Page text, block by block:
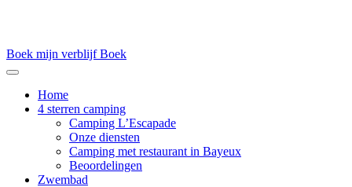
Boek mijn verblijf Boek
Home
4 sterren camping
Camping L’Escapade
Onze diensten
Camping met restaurant in Bayeux
Beoordelingen
Zwembad